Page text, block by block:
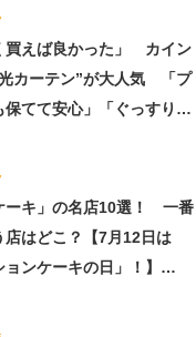
買えば良かった」 カイン
カーテン”が大人気 「プ
保てて安心」「ぐっすり眠
ーキ」の名店10選！ 一番
店はどこ？【7月12日は
ョンケーキの日」！】